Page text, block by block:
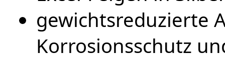
gewichtsreduzierte
Korrosionsschutz